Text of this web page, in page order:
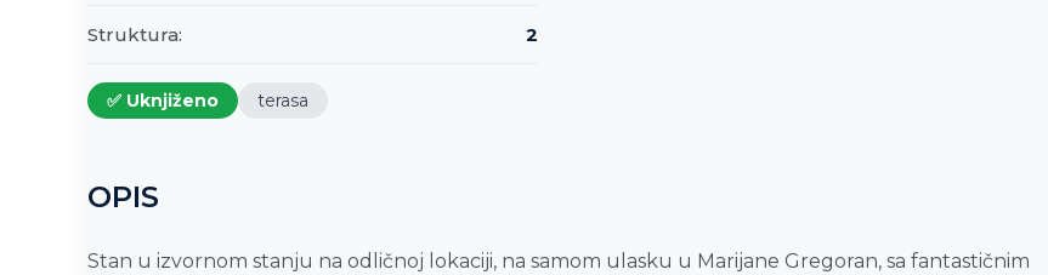
Struktura: 2
✅ Uknjiženo terasa
OPIS
Stan u izvornom stanju na odličnoj lokaciji, na samom ulasku u Marijane Gregoran, sa fantastičnim